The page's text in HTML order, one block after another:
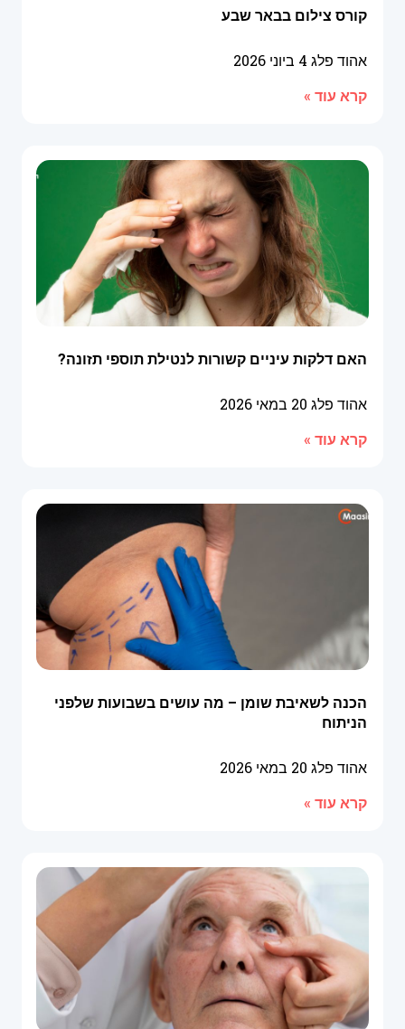
קורס צילום בבאר שבע
אהוד פלג 4 ביוני 2026
קרא עוד »
האם דלקות עיניים קשורות לנטילת תוספי תזונה?
אהוד פלג 20 במאי 2026
קרא עוד »
הכנה לשאיבת שומן – מה עושים בשבועות שלפני
הניתוח
אהוד פלג 20 במאי 2026
קרא עוד »